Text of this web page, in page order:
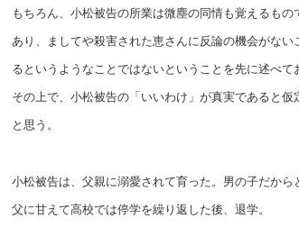
もちろん、小松被告の所業は微塵の同情も覚えるも
あり、ましてや殺害された恵さんに反論の機会がな
るというようなことではないということを先に述べて
その上で、小松被告の「いいわけ」が真実であると
と思う。
小松被告は、父親に溺愛されて育った。男の子だか
父に甘えて高校では停学を繰り返した後、退学。